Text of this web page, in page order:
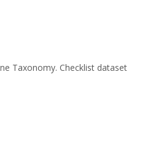
Taxonomy. Checklist dataset